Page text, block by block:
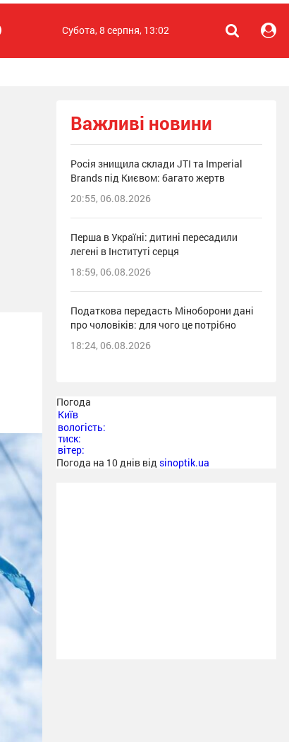
Субота, 8 серпня, 13:02
Важливі новини
Росія знищила склади JTI та Imperial
Brands під Києвом: багато жертв
20:55, 06.08.2026
Перша в Україні: дитині пересадили
легені в Інституті серця
18:59, 06.08.2026
Податкова передасть Міноборони дані
про чоловіків: для чого це потрібно
18:24, 06.08.2026
Погода
Київ
вологість:
тиск:
вітер:
Погода на 10 днів від sinoptik.ua